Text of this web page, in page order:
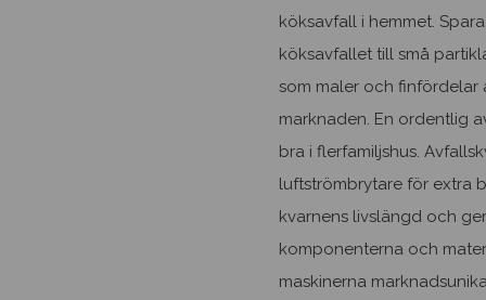
köksavfall i hemmet.
köksavfallet till små
som maler och finfördelar
marknaden. En ordentlig
bra i flerfamiljshus.
luftströmbrytare för extra
kvarnens livslängd och
komponenterna och
maskinerna